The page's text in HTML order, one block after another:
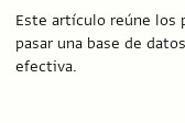
Este artículo reúne los
pasar una base de
efectiva.